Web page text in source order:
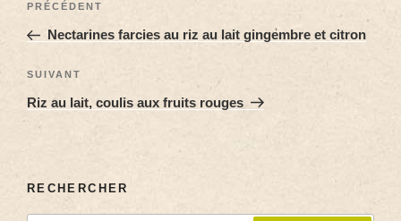
PRÉCÉDENT
Nectarines farcies au riz au lait gingembre et citron
SUIVANT
Riz au lait, coulis aux fruits rouges
RECHERCHER